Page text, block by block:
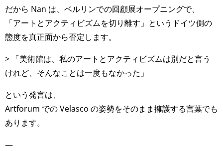
だから Nan は、ベルリンでの回顧展オープニングで、
「アートとアクティビズムを切り離す」というドイツ側の
態度を真正面から否定します。
> 「美術館は、私のアートとアクティビズムは別だと言う
けれど、そんなことは一度もなかった」
という発言は、
Artforum での Velasco の姿勢をそのまま擁護する言葉でも
あります。
—